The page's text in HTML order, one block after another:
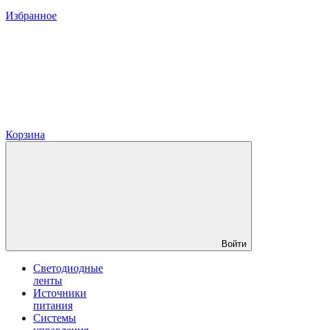
Избранное
Корзина
Войти
Светодиодные
ленты
Источники
питания
Системы